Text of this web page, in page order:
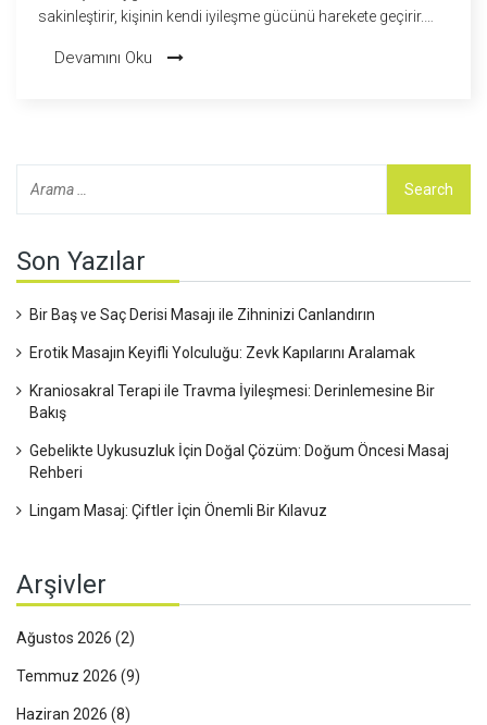
sakinleştirir, kişinin kendi iyileşme gücünü harekete geçirir.
Basit ama etkili teknikler, herkesin yaşam kalitesini
Devamını Oku
Son Yazılar
Bir Baş ve Saç Derisi Masajı ile Zihninizi Canlandırın
Erotik Masajın Keyifli Yolculuğu: Zevk Kapılarını Aralamak
Kraniosakral Terapi ile Travma İyileşmesi: Derinlemesine Bir
Bakış
Gebelikte Uykusuzluk İçin Doğal Çözüm: Doğum Öncesi Masaj
Rehberi
Lingam Masaj: Çiftler İçin Önemli Bir Kılavuz
Arşivler
Ağustos 2026 (2)
Temmuz 2026 (9)
Haziran 2026 (8)